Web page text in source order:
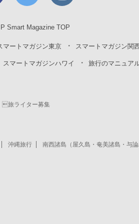
Smart Magazine TOP
マートマガジン東京 スマートマガジン関
スマートマガジンハワイ 旅行のマニュア
旅ライター募集
沖縄旅行 南西諸島（屋久島・奄美諸島・与論